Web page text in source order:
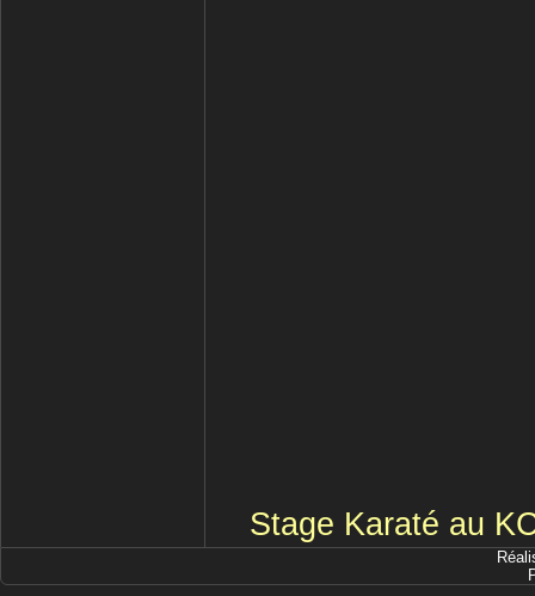
Stage Karaté au